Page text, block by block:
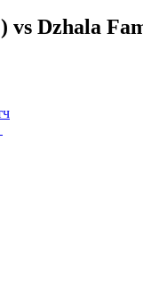
vs Dzhala